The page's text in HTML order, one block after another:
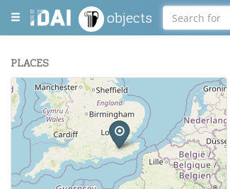
objects
PLACES
+
−